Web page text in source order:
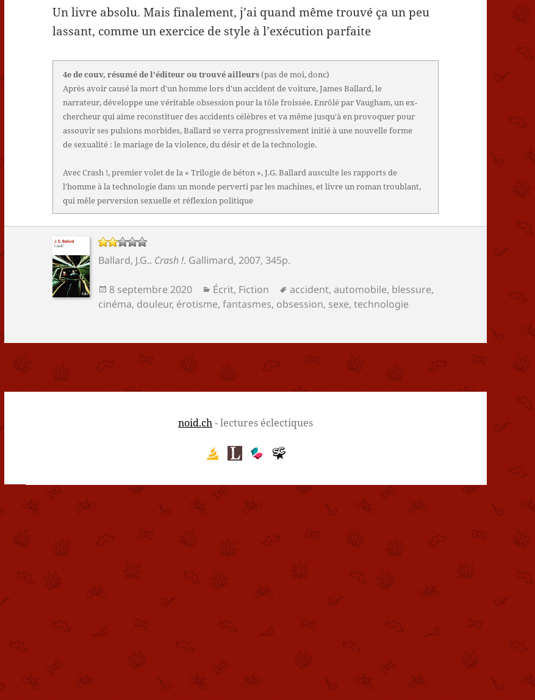
Un livre absolu. Mais finalement, j’ai quand même trouvé ça un peu
lassant, comme un exercice de style à l’exécution parfaite
4e de couv, résumé de l'éditeur ou trouvé ailleurs(pas de moi, donc)
Après avoir causé la mort d'un homme lors d'un accident de voiture, James Ballard, le
narrateur, développe une véritable obsession pour la tôle froissée. Enrôlé par Vaugham, un ex-
chercheur qui aime reconstituer des accidents célèbres et va même jusqu'à en provoquer pour
assouvir ses pulsions morbides, Ballard se verra progressivement initié à une nouvelle forme
de sexualité : le mariage de la violence, du désir et de la technologie.
Avec Crash !, premier volet de la « Trilogie de béton », J.G. Ballard ausculte les rapports de
l'homme à la technologie dans un monde perverti par les machines, et livre un roman troublant,
qui mêle perversion sexuelle et réflexion politique
Ballard, J.G.. Crash !. Gallimard, 2007, 345p.
Publié
le
8 septembre 2020 Catégories
Écrit, Fiction
Mots-
clés
accident, automobile, blessure,
cinéma, douleur, érotisme,fantasmes, obsession, sexe,technologie
noid.ch- lectures éclectiques